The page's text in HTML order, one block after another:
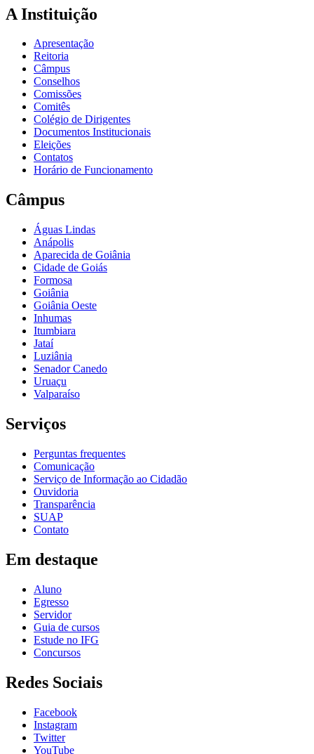
A Instituição
Apresentação
Reitoria
Câmpus
Conselhos
Comissões
Comitês
Colégio de Dirigentes
Documentos Institucionais
Eleições
Contatos
Horário de Funcionamento
Câmpus
Águas Lindas
Anápolis
Aparecida de Goiânia
Cidade de Goiás
Formosa
Goiânia
Goiânia Oeste
Inhumas
Itumbiara
Jataí
Luziânia
Senador Canedo
Uruaçu
Valparaíso
Serviços
Perguntas frequentes
Comunicação
Serviço de Informação ao Cidadão
Ouvidoria
Transparência
SUAP
Contato
Em destaque
Aluno
Egresso
Servidor
Guia de cursos
Estude no IFG
Concursos
Redes Sociais
Facebook
Instagram
Twitter
YouTube